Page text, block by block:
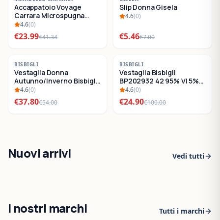
SALDI
Accappatoio Voyage
Carrara Microspugna
Cotone
4.6(0)
€23.99€41.34
SALDI
Slip Donna Gisela
4.6(0)
€5.46€7.00
-30 %
SALDI
BISBIGLI
Vestaglia Donna
Autunno/Inverno Bisbigli
BO288632
4.6(0)
€37.80€54.00
-75 %
SALDI
BISBIGLI
Vestaglia Bisbigli
BP202932 42 95% VI 5%
EA4.6(0)
€24.90€100.00
Nuovi arrivi Vedi tutti
I nostri marchi Tutti i marchi